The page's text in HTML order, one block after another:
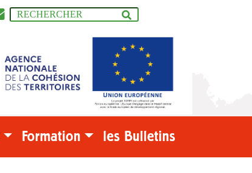
Formation les Bulletins